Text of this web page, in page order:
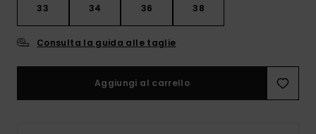
33 34 36 38
Consulta la guida alle taglie
Aggiungi al carrello